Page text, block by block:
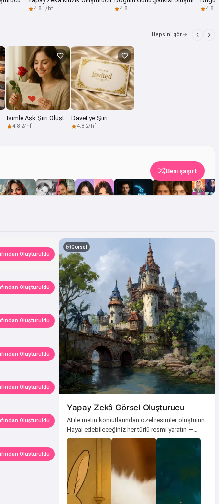
4.8·1/hf 4.8 4.8
Hepsini gör
İsimle Aşk Şiiri Oluşturucu
4.8·2/hf
Davetiye Şiiri
4.8·2/hf
Beni şaşırt
Oluşturuldu
Oluşturuldu
Oluşturuldu
Oluşturuldu
Oluşturuldu
Oluşturuldu
Oluşturuldu
Görsel
Yapay Zekâ Görsel Oluşturucu
AI ile metin komutlarından özel resimler oluşturun.
Hayal edebileceğiniz her türlü resmi yaratın —
ücretsiz online.